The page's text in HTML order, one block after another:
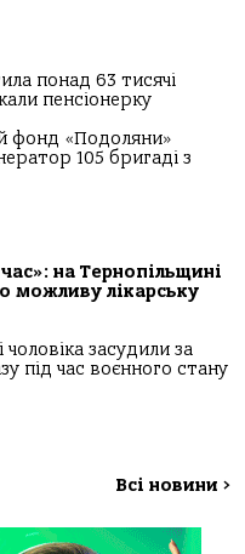
понад 63 тисячі
пенсіонерку
фонд «Подоляни»
105 бригаді з
на Тернопільщині
можливу лікарську
чоловіка засудили за
під час воєнного стану
Всі новини >